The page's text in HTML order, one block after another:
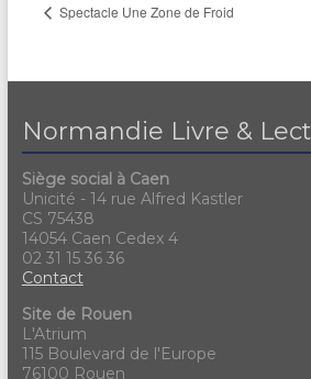
Spectacle Une Zone de Froid
Normandie Livre &
Siège social à Caen
Unicité - 14 rue Alfred Kastler
CS 75438
14054 Caen Cedex 4
02 31 15 36 36
Contact
Site de Rouen
L'Atrium
115 Boulevard de l'Europe
76100 Rouen